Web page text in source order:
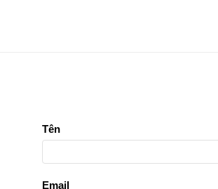
Tên
Email